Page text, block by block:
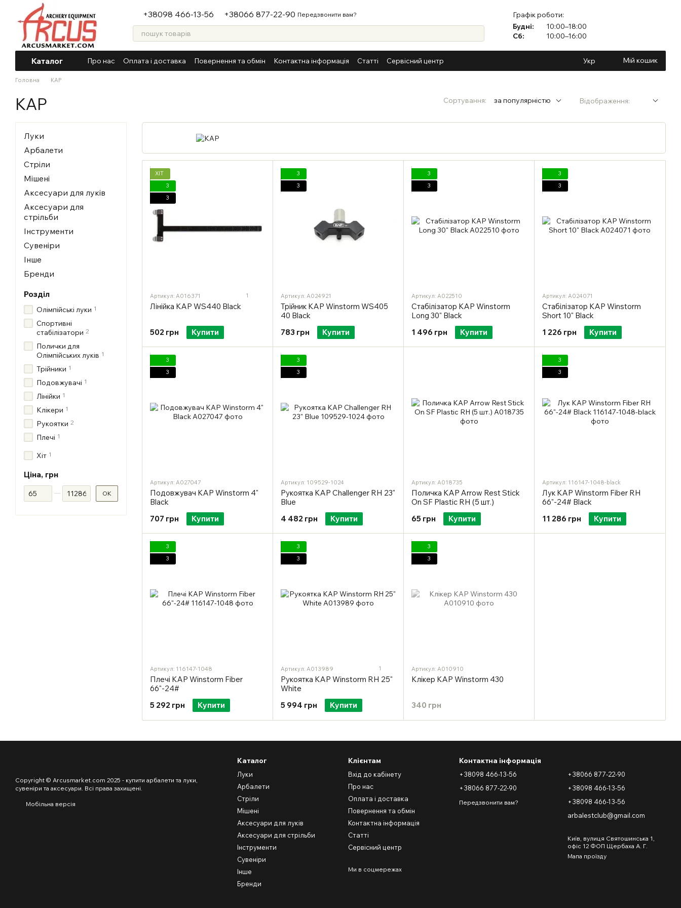
Перейти до основного контенту
+38098 466-13-56 +38066 877-22-90 Передзвонити вам?
Графік роботи:
Будні:
10:00–18:00
Сб:
10:00–16:00
Каталог Про нас Оплата і доставка Повернення та обмін Контактна інформація Статті Сервісний центр Укр Мій кошик
Головна KAP
KAP Сортування: за популярністю Відображення:
ХІТ
3
3
Артикул: A016371 1
Лінійка KAP WS440 Black
502 грн Купити
3
3
Артикул: A024921
Трійник KAP Winstorm WS405
40 Black
783 грн
Купити
3
3
Артикул: A022510
Стабілізатор KAP Winstorm
Long 30" Black
1 496 грн
Купити
3
3
Артикул: A024071
Стабілізатор KAP Winstorm
Short 10" Black
1 226 грн
Купити
3
3
Артикул: A027047
Подовжувач KAP Winstorm 4"
Black
707 грн
Купити
3
3
Артикул: 109529-1024
Рукоятка KAP Challenger RH 23"
Blue
4 482 грн
Купити
Артикул: A018735
Поличка KAP Arrow Rest Stick
On SF Plastic RH (5 шт.)
65 грн
Купити
3
3
Артикул: 116147-1048-black
Лук KAP Winstorm Fiber RH
66"-24# Black
11 286 грн
Купити
3
3
Артикул: 116147-1048
Плечі KAP Winstorm Fiber
66"-24#
5 292 грн
Купити
3
3
Артикул: A013989 1
Рукоятка KAP Winstorm RH 25"
White
5 994 грн
Купити
3
3
Артикул: A010910
Клікер KAP Winstorm 430
340 грн
Луки
Арбалети
Стріли
Мішені
Аксесуари для луків
Аксесуари для
стрільби
Інструменти
Сувеніри
Інше
Бренди
Розділ
Олімпійські луки 1
Спортивні
стабілізатори 2
Полички для
Олімпійських луків 1
Трійники 1
Подовжувачі 1
Лінійки 1
Клікери 1
Рукоятки 2
Плечі 1
Хіт 1
Ціна, грн
Від Ціна, грн
До Ціна, грн ОК
Copyright © Arcusmarket.com 2025 - купити арбалети та луки,
сувеніри та аксесуари. Всі права захищені.
Мобільна версія
Каталог
Луки
Арбалети
Стріли
Мішені
Аксесуари для луків
Аксесуари для стрільби
Інструменти
Сувеніри
Інше
Бренди
Клієнтам
Вхід до кабінету
Про нас
Оплата і доставка
Повернення та обмін
Контактна інформація
Статті
Сервісний центр
Ми в соцмережах
Контактна інформація
+38098 466-13-56
+38066 877-22-90
Передзвонити вам?
+38066 877-22-90
+38098 466-13-56
+38098 466-13-56
arbalestclub@gmail.com
Київ, вулиця Святошинська 1,
офіс 12 ФОП Щербаха А. Г.
Мапа проїзду